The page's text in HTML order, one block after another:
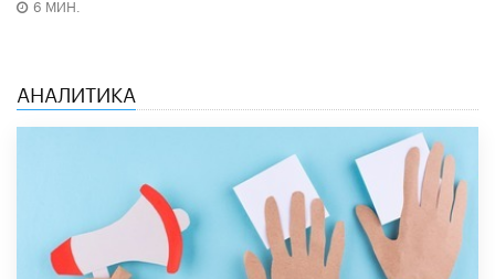
6 МИН.
АНАЛИТИКА